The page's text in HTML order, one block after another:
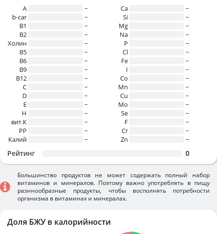
A
~
b-car
~
В1
~
B2
~
Холин
~
B5
~
B6
~
B9
~
B12
~
C
~
D
~
E
~
H
~
вит.К
~
PP
~
Калий
~
Ca
~
Si
~
Mg
~
Na
~
P
~
Cl
~
Fe
~
I
~
Co
~
Mn
~
Cu
~
Mo
~
Se
~
F
~
Cr
~
Zn
~
Рейтинг 0
Большинство продуктов не может содержать полный набор
витаминов и минералов. Поэтому важно употреблять в пищу
разннообразные продукты, чтобы восполнять потребности
организма в витаминах и минералах.
Доля БЖУ в калорийности